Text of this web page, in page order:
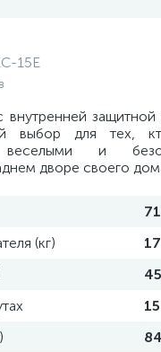
15E
внутренней
выбор для тех,
веселыми и
дворе своего
(кг)
15
84